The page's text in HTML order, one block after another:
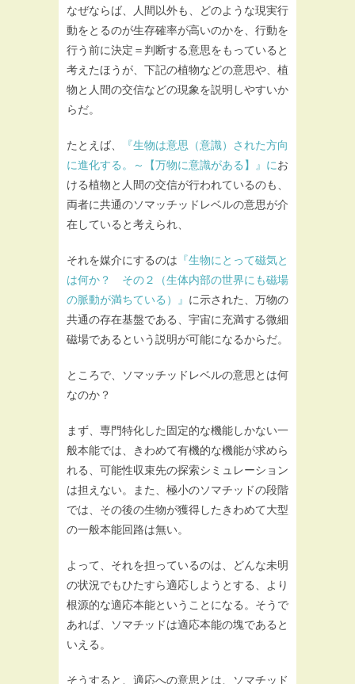
なぜならば、人間以外も、どのような現実行
動をとるのが生存確率が高いのかを、行動を
行う前に決定＝判断する意思をもっていると
考えたほうが、下記の植物などの意思や、植
物と人間の交信などの現象を説明しやすいか
らだ。
たとえば、
『生物は意思（意識）された方向
に進化する。～【万物に意識がある】』にお
ける植物と人間の交信が行われているのも、
両者に共通のソマッチッドレベルの意思が介
在していると考えられ、
それを媒介にするのは 『生物にとって磁気と
は何か？ その２（生体内部の世界にも磁場
の脈動が満ちている）』 に示された、万物の
共通の存在基盤である、宇宙に充満する微細
磁場であるという説明が可能になるからだ。
ところで、ソマッチッドレベルの意思とは何
なのか？
まず、専門特化した固定的な機能しかない一
般本能では、きわめて有機的な機能が求めら
れる、可能性収束先の探索シミュレーション
は担えない。また、極小のソマチッドの段階
では、その後の生物が獲得したきわめて大型
の一般本能回路は無い。
よって、それを担っているのは、どんな未明
の状況でもひたすら適応しようとする、より
根源的な適応本能ということになる。そうで
あれば、ソマチッドは適応本能の塊であると
いえる。
そうすると、適応への意思とは、ソマチッド